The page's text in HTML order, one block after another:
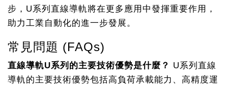
步，U系列直線導軌將在更多應用中發揮重要作用，
助力工業自動化的進一步發展。
常見問題 (FAQs)
直線導軌U系列的主要技術優勢是什麼？
U系列直線
導軌的主要技術優勢包括高負荷承載能力、高精度運